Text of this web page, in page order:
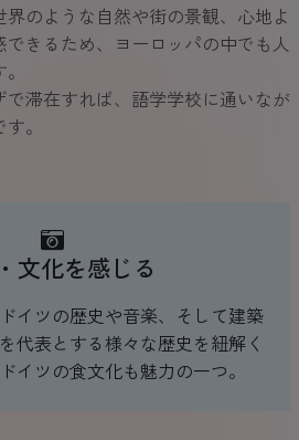
界のような自然や街の景観、心地よ
きるため、ヨーロッパの中でも人
で滞在すれば、語学学校に通いなが
。
文化を感じる
イツの歴史や音楽、そして建築
代表とする様々な歴史を紐解く
イツの食文化も魅力の一つ。